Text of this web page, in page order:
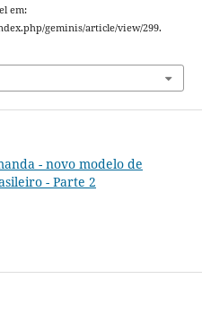
em:
geminis/article/view/299.
- novo modelo de
- Parte 2